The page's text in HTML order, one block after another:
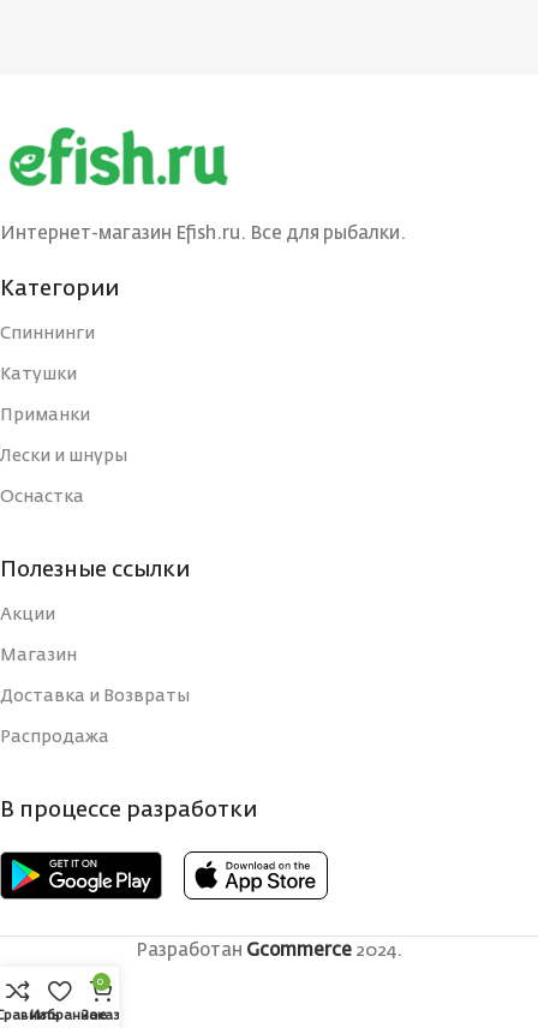
Интернет-магазин Efish.ru. Все для рыбалки.
Категории
Спиннинги
Катушки
Приманки
Лески и шнуры
Оснастка
Полезные ссылки
Акции
Магазин
Доставка и Возвраты
Распродажа
В процессе разработки
Разработан Gcommerce 2024.
Избранное
0
Заказ